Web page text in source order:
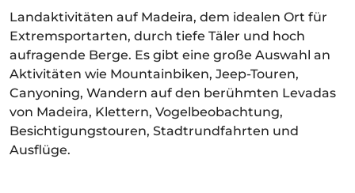
Landaktivitäten auf Madeira, dem idealen Ort für
Extremsportarten, durch tiefe Täler und hoch
aufragende Berge. Es gibt eine große Auswahl an
Aktivitäten wie Mountainbiken, Jeep-Touren,
Canyoning, Wandern auf den berühmten Levadas
von Madeira, Klettern, Vogelbeobachtung,
Besichtigungstouren, Stadtrundfahrten und
Ausflüge.